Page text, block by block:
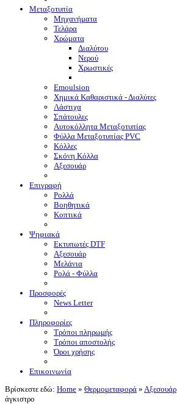
Μεταξοτυπία
Μηχανήματα
Τελάρα
Χρώματα
Διαλύτου
Νερού
Χρωστικές
Emoulsion
Χημικά Καθαριστικά - Διαλύτες
Λάστιχα
Σπάτουλες
Αυτοκόλλητα Μεταξοτυπίας
Φύλλα Μεταξοτυπίας PVC
Κόλλες
Σκόνη Κόλλα
Αξεσουάρ
Επιγραφή
Ρολλά
Βοηθητικά
Κοπτικά
Ψηφιακά
Eκτυπωτές DTF
Αξεσουάρ
Μελάνια
Ρολά - Φύλλα
Προσφορές
News Letter
Πληροφορίες
Τρόποι πληρωμής
Τρόποι αποστολής
Όροι χρήσης
Επικοινωνία
Βρίσκεστε εδώ: Home » Θερμομεταφορά » Αξεσουάρ
άγκιστρο